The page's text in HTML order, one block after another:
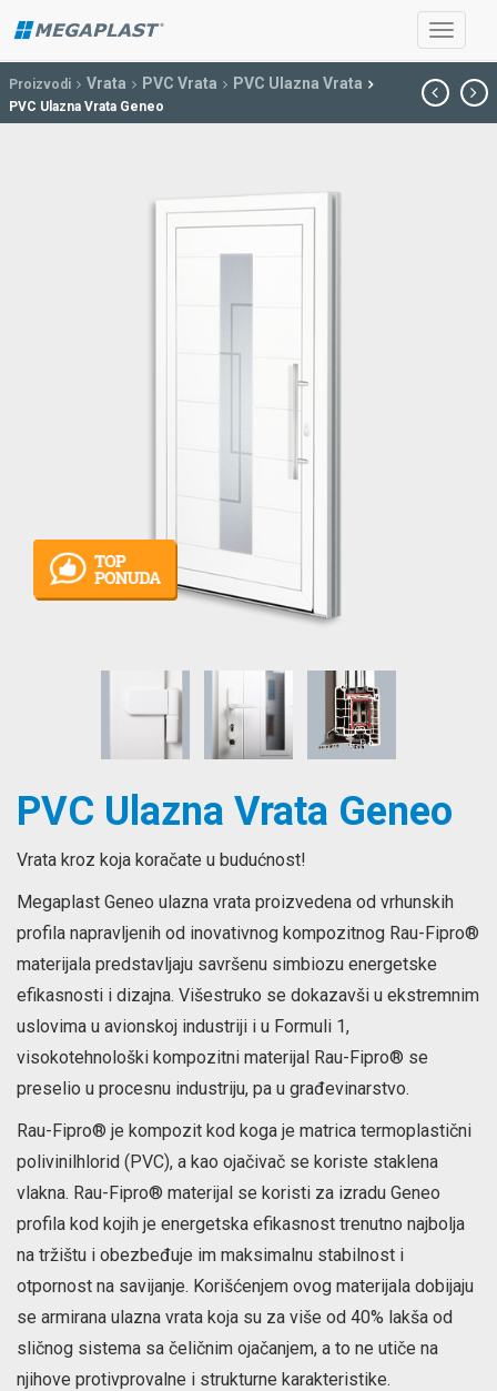
Proizvodi Vrata PVC Vrata PVC Ulazna Vrata
PVC Ulazna Vrata Geneo
PVC Ulazna Vrata Geneo
Vrata kroz koja koračate u budućnost!
Megaplast Geneo ulazna vrata proizvedena od vrhunskih
profila napravljenih od inovativnog kompozitnog Rau-Fipro®
materijala predstavljaju savršenu simbiozu energetske
efikasnosti i dizajna. Višestruko se dokazavši u ekstremnim
uslovima u avionskoj industriji i u Formuli 1,
visokotehnološki kompozitni materijal Rau-Fipro® se
preselio u procesnu industriju, pa u građevinarstvo.
Rau-Fipro® je kompozit kod koga je matrica termoplastični
polivinilhlorid (PVC), a kao ojačivač se koriste staklena
vlakna. Rau-Fipro® materijal se koristi za izradu Geneo
profila kod kojih je energetska efikasnost trenutno najbolja
na tržištu i obezbeđuje im maksimalnu stabilnost i
otpornost na savijanje. Korišćenjem ovog materijala dobijaju
se armirana ulazna vrata koja su za više od 40% lakša od
sličnog sistema sa čeličnim ojačanjem, a to ne utiče na
njihove protivprovalne i strukturne karakteristike.